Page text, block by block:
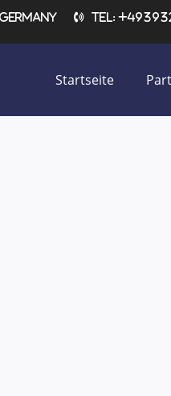
Tel:
Startseite